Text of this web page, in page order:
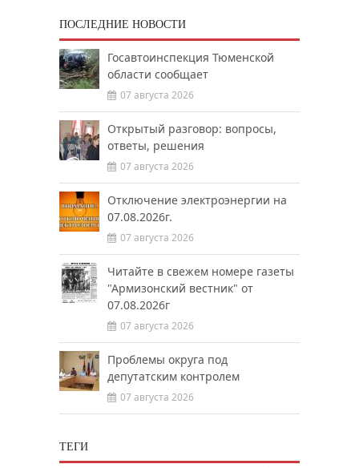
ПОСЛЕДНИЕ НОВОСТИ
Госавтоинспекция Тюменской
области сообщает
07 августа 2026
Открытый разговор: вопросы,
ответы, решения
07 августа 2026
Отключение электроэнергии на
07.08.2026г.
07 августа 2026
Читайте в свежем номере газеты
"Армизонский вестник" от
07.08.2026г
07 августа 2026
Проблемы округа под
депутатским контролем
07 августа 2026
ТЕГИ